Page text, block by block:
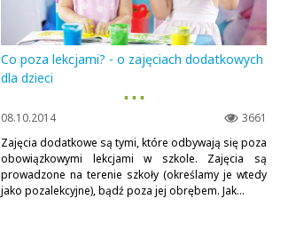
Co poza lekcjami? - o zajęciach dodatkowych
dla dzieci
▪ ▪ ▪
3661
08.10.2014
Zajęcia dodatkowe są tymi, które odbywają się poza
obowiązkowymi lekcjami w szkole. Zajęcia są
prowadzone na terenie szkoły (określamy je wtedy
jako pozalekcyjne), bądź poza jej obrębem. Jak...